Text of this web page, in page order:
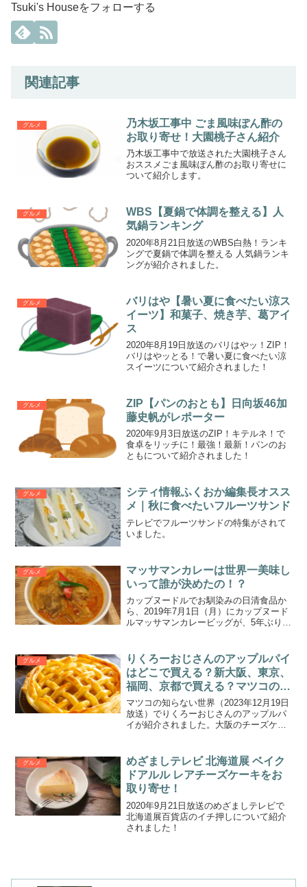
Tsuki's Houseをフォローする
関連記事
グルメ
乃木坂工事中 ごま風味ぽん酢の
お取り寄せ！大園桃子さん紹介
乃木坂工事中で放送された大園桃子さん
おススメごま風味ぽん酢のお取り寄せに
ついて紹介します。
グルメ
WBS【夏鍋で体調を整える】人
気鍋ランキング
2020年8月21日放送のWBS白熱！ランキ
ングで夏鍋で体調を整える 人気鍋ランキ
ングが紹介されました。
グルメ
バリはや【暑い夏に食べたい涼ス
イーツ】和菓子、焼き芋、葛アイ
ス
2020年8月19日放送のバリはやッ！ZIP！
バリはやッとる！で暑い夏に食べたい涼
スイーツについて紹介されました！
グルメ
ZIP【パンのおとも】日向坂46加
藤史帆がレポーター
2020年9月3日放送のZIP！キテルネ！で
食卓をリッチに！最強！最新！パンのお
ともについて紹介されました！
グルメ
シティ情報ふくおか編集長オスス
メ｜秋に食べたいフルーツサンド
テレビでフルーツサンドの特集がされて
いました。
グルメ
マッサマンカレーは世界一美味し
いって誰が決めたの！？
カップヌードルでお馴染みの日清食品か
ら、2019年7月1日（月）にカップヌード
ルマッサマンカレービッグが、5年ぶりに
グルメ
りくろーおじさんのアップルパイ
はどこで買える？新大阪、東京、
福岡、京都で買える？マツコの知
らない世界で紹介！
マツコの知らない世界（2023年12月19日
放送）でりくろーおじさんのアップルパ
イが紹介されました。大阪のチーズケー
買えるのか取扱店舗とお取り寄せできる
のかについてまと...
グルメ
めざましテレビ 北海道展 ベイク
ドアルル レアチーズケーキをお
取り寄せ！
2020年9月21日放送のめざましテレビで
北海道展百貨店のイチ押しについて紹介
されました！